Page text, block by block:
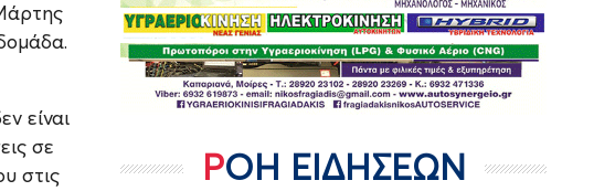
είναι
σε
στις
ΡΟΗ ΕΙΔΗΣΕΩΝ